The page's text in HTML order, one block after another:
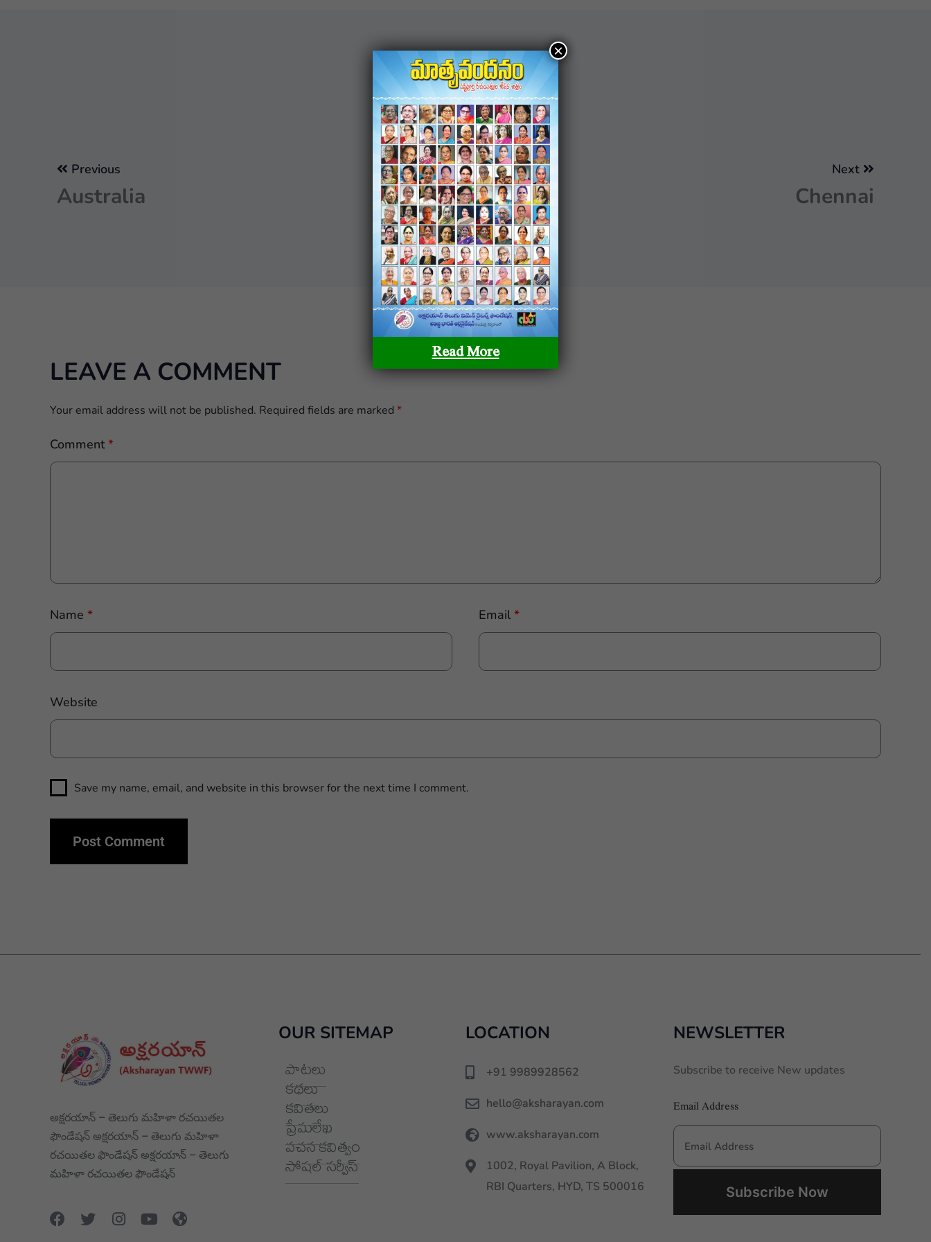
NAVIGATION
Previous
Australia
Next
Chennai
LEAVE A COMMENT
Your email address will not be published. Required fields are marked *
Comment*
Name * Email*
Website
Save my name, email, and website in this browser for the next time I comment.
అక్షరయాన్ – తెలుగు మహిళా రచయితల
ఫౌండేషన్ అక్షరయాన్ – తెలుగు మహిళా
రచయితల ఫౌండేషన్ అక్షరయాన్ – తెలుగు
మహిళా రచయితల ఫౌండేషన్
OUR SITEMAP
పాటలు
కథలు
కవితలు
ప్రేమలేఖ
వచన కవిత్వం
సోషల్ సర్వీస్
LOCATION
+91 9989928562
hello@aksharayan.com
www.aksharayan.com
1002, Royal Pavilion, A Block,
RBI Quarters, HYD, TS 500016
NEWSLETTER
Subscribe to receive New updates
Email Address
Read More
×